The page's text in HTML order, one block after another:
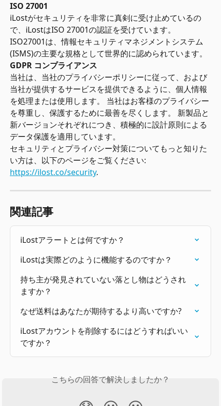
ISO 27001
iLostがセキュリティを非常に真剣に受け止めているの
で、iLostはISO 27001の認証を受けています。
ISO27001は、情報セキュリティマネジメントシステム
(ISMS)の主要な規格として世界的に認められています。
GDPR コンプライアンス
当社は、当社のプライバシーポリシーに従って、および
当社が提供するサービスを提供できるように、個人情報
を処理または使用します。 当社はお客様のプライバシー
を尊重し、保護するために最善を尽くします。 新製品と
新バージョンそれぞれにつき、積極的に設計原則による
データ保護を適用しています。
セキュリティとプライバシー対策についてもっと知りた
い方は、以下のページをご覧ください:
https://ilost.co/security.
関連記事
iLostアラートとは何ですか？
iLostは実際どのように機能するのですか？
持ち主が発見されていない落とし物はどうされ
ますか？
なぜ送料はあなたが期待するより高いですか?
iLostアカウントを削除するにはどうすればいい
ですか？
こちらの回答で解決しましたか？